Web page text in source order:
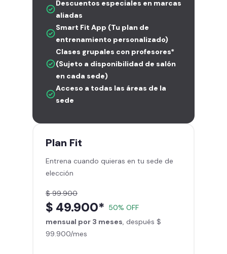
Descuentos especiales en marcas
aliadas
Smart Fit App (Tu plan de
entrenamiento personalizado)
Clases grupales con profesores*
(Sujeto a disponibilidad de salón
en cada sede)
Acceso a todas las áreas de la
sede
Plan Fit
Entrena cuando quieras en tu sede de
elección
$ 99.900
$ 49.900* 50% OFF
mensual por 3 meses , después $
99.900/mes